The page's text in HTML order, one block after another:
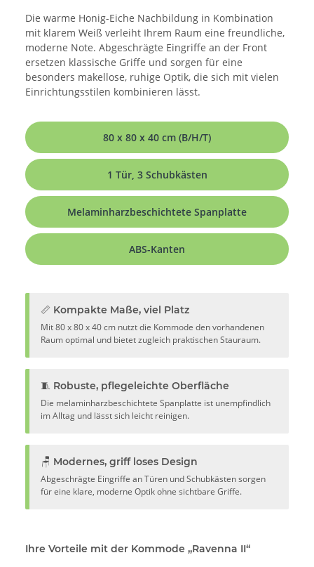
Die warme Honig-Eiche Nachbildung in Kombination
mit klarem Weiß verleiht Ihrem Raum eine freundliche,
moderne Note. Abgeschrägte Eingriffe an der Front
ersetzen klassische Griffe und sorgen für eine
besonders makellose, ruhige Optik, die sich mit vielen
Einrichtungsstilen kombinieren lässt.
80 x 80 x 40 cm (B/H/T)
1 Tür, 3 Schubkästen
Melaminharzbeschichtete Spanplatte
ABS-Kanten
📏 Kompakte Maße, viel Platz
Mit 80 x 80 x 40 cm nutzt die Kommode den vorhandenen
Raum optimal und bietet zugleich praktischen Stauraum.
🧵 Robuste, pflegeleichte Oberfläche
Die melaminharzbeschichtete Spanplatte ist unempfindlich
im Alltag und lässt sich leicht reinigen.
🪑 Modernes, griff loses Design
Abgeschrägte Eingriffe an Türen und Schubkästen sorgen
für eine klare, moderne Optik ohne sichtbare Griffe.
Ihre Vorteile mit der Kommode „Ravenna II“